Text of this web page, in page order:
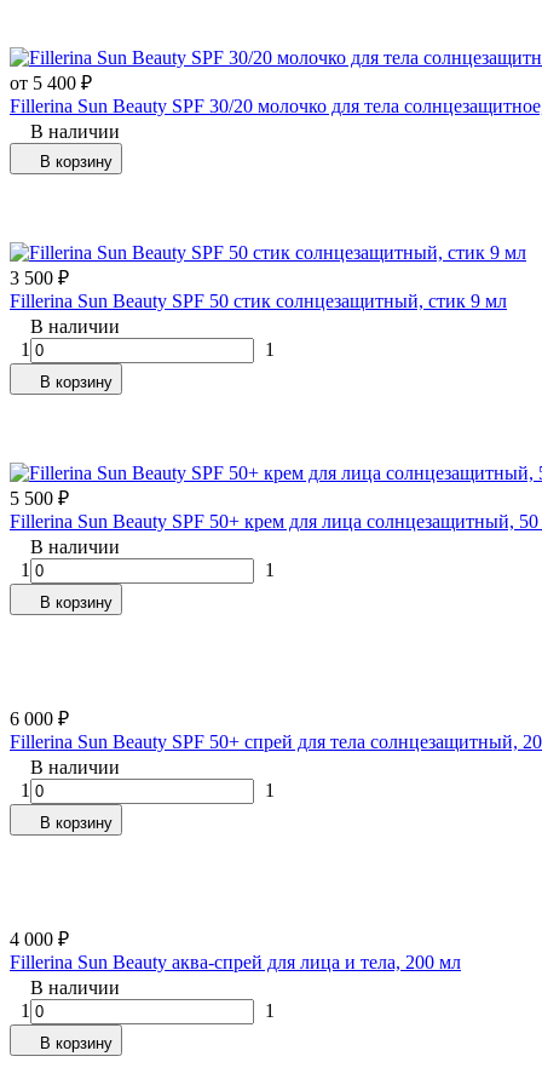
от 5 400 ₽
Fillerina Sun Beauty SPF 30/20 молочко для тела
В наличии
В корзину
3 500 ₽
Fillerina Sun Beauty SPF 50 стик солнцезащитный, стик 9 мл
В наличии
1
1
В корзину
5 500 ₽
Fillerina Sun Beauty SPF 50+ крем для лица солнцезащитный,
В наличии
1
1
В корзину
6 000 ₽
Fillerina Sun Beauty SPF 50+ спрей для тела cолнцезащитный,
В наличии
1
1
В корзину
4 000 ₽
Fillerina Sun Beauty аква-спрей для лица и тела, 200 мл
В наличии
1
1
В корзину